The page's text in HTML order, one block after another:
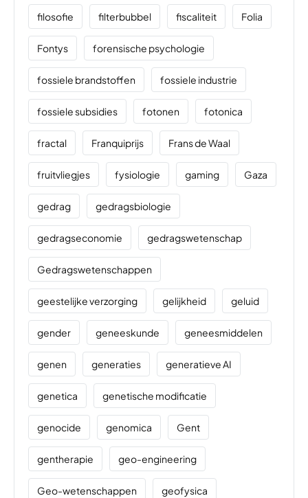
filosofie filterbubbel fiscaliteit Folia
Fontys forensische psychologie
fossiele brandstoffen fossiele industrie
fossiele subsidies fotonen fotonica
fractal Franquiprijs Frans de Waal
fruitvliegjes fysiologie gaming Gaza
gedrag gedragsbiologie
gedragseconomie gedragswetenschap
Gedragswetenschappen
geestelijke verzorging gelijkheid geluid
gender geneeskunde geneesmiddelen
genen generaties generatieve AI
genetica genetische modificatie
genocide genomica Gent
gentherapie geo-engineering
Geo-wetenschappen geofysica